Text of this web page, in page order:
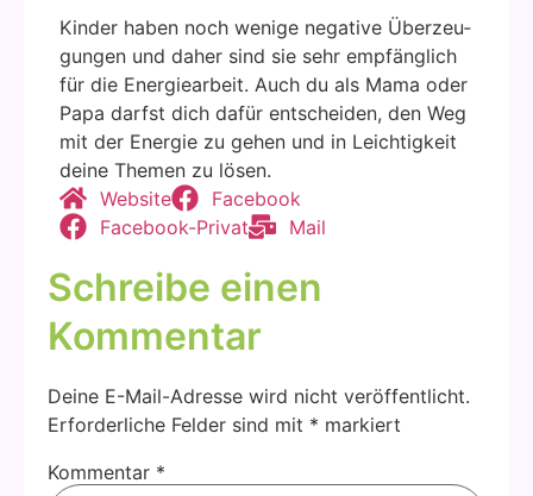
Kin­der haben noch weni­ge nega­ti­ve Über­zeu­
gun­gen und daher sind sie sehr emp­fäng­lich
für die Ener­gie­ar­beit. Auch du als Mama oder
Papa darfst dich dafür ent­schei­den, den Weg
mit der Ener­gie zu gehen und in Leich­tig­keit
dei­ne The­men zu lösen.
Web­site
Face­book
Face­book-Pri­vat
Mail
Schreibe einen
Kommentar
Deine E-Mail-Adresse wird nicht veröffentlicht.
Erforderliche Felder sind mit * markiert
Kommentar *